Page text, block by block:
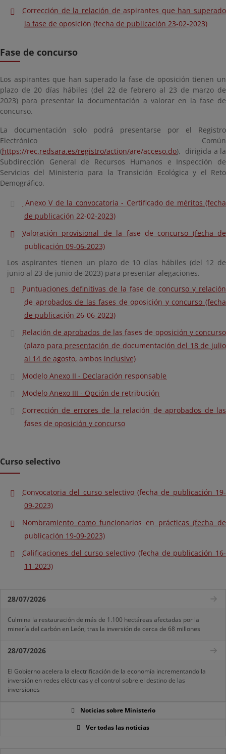
Corrección de la relación de aspirantes que han superado
la fase de oposición (fecha de publicación 23-02-2023)
Fase de concurso
Los aspirantes que han superado la fase de oposición tienen un
plazo de 20 días hábiles (del 22 de febrero al 23 de marzo de
2023) para presentar la documentación a valorar en la fase de
concurso.
La documentación solo podrá presentarse por el Registro
Electrónico Común
(https://rec.redsara.es/registro/action/are/acceso.do), dirigida a la
Subdirección General de Recursos Humanos e Inspección de
Servicios del Ministerio para la Transición Ecológica y el Reto
Demográfico.
Anexo V de la convocatoria - Certificado de méritos (fecha
de publicación 22-02-2023)
Valoración provisional de la fase de concurso (fecha de
publicación 09-06-2023)
Los aspirantes tienen un plazo de 10 días hábiles (del 12 de
junio al 23 de junio de 2023) para presentar alegaciones.
Puntuaciones definitivas de la fase de concurso y relación
de aprobados de las fases de oposición y concurso (fecha
de publicación 26-06-2023)
Relación de aprobados de las fases de oposición y concurso
(plazo para presentación de documentación del 18 de julio
al 14 de agosto, ambos inclusive)
Modelo Anexo II - Declaración responsable
Modelo Anexo III - Opción de retribución
Corrección de errores de la relación de aprobados de las
fases de oposición y concurso
Curso selectivo
Convocatoria del curso selectivo (fecha de publicación 19-
09-2023)
Nombramiento como funcionarios en prácticas (fecha de
publicación 19-09-2023)
Calificaciones del curso selectivo (fecha de publicación 16-
11-2023)
28/07/2026
Culmina la restauración de más de 1.100 hectáreas afectadas por la
minería del carbón en León, tras la inversión de cerca de 68 millones
28/07/2026
El Gobierno acelera la electrificación de la economía incrementando la
inversión en redes eléctricas y el control sobre el destino de las
inversiones
Noticias sobre Ministerio
Ver todas las noticias